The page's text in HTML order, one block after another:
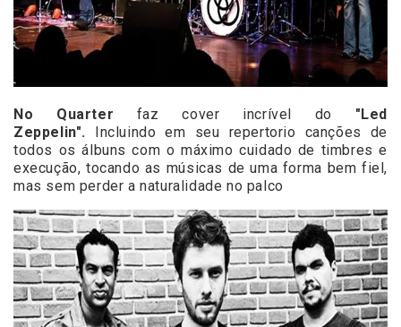
No Quarter faz cover incrível do
"Led
Zeppelin". Incluindo em seu repertorio canções de
todos os álbuns com o máximo cuidado de timbres e
execução, tocando as músicas de uma forma bem fiel,
mas sem perder a naturalidade no palco